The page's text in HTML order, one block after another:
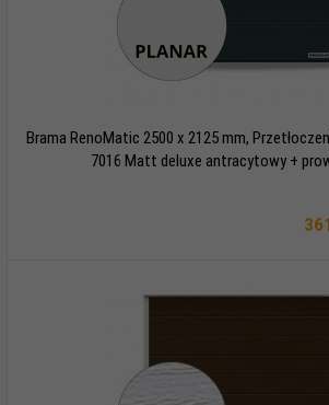
Brama RenoMatic 2500 x 2125 mm,
7016 Matt deluxe antracytowy +